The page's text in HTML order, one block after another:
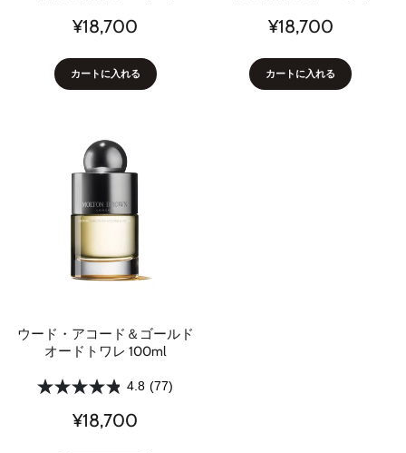
¥18,700
カートに入れる
¥18,700
カートに入れる
ウード・アコード＆ゴールド
オードトワレ 100ml
4.8 (77)
¥18,700